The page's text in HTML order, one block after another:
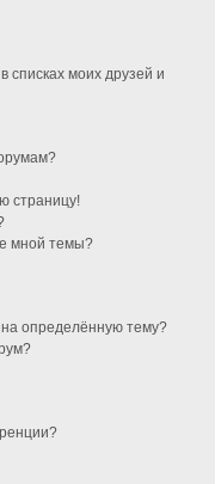
списках моих друзей и
страницу!
мной темы?
на определённую тему?